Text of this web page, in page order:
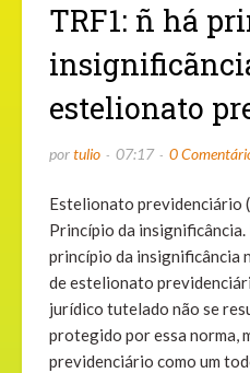
TRF1: ñ há
estelionato
portulio 07:17 0
Estelionato previdenciário
Princípio da
princípio da insignificância
de estelionato
jurídico tutelado não se
protegido por essa norma,
previdenciário como um